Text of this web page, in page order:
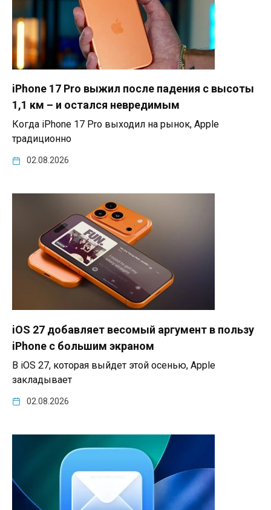
iPhone 17 Pro выжил после падения с высоты
1,1 км – и остался невредимым
Когда iPhone 17 Pro выходил на рынок, Apple
традиционно
02.08.2026
iOS 27 добавляет весомый аргумент в пользу
iPhone с большим экраном
В iOS 27, которая выйдет этой осенью, Apple
закладывает
02.08.2026